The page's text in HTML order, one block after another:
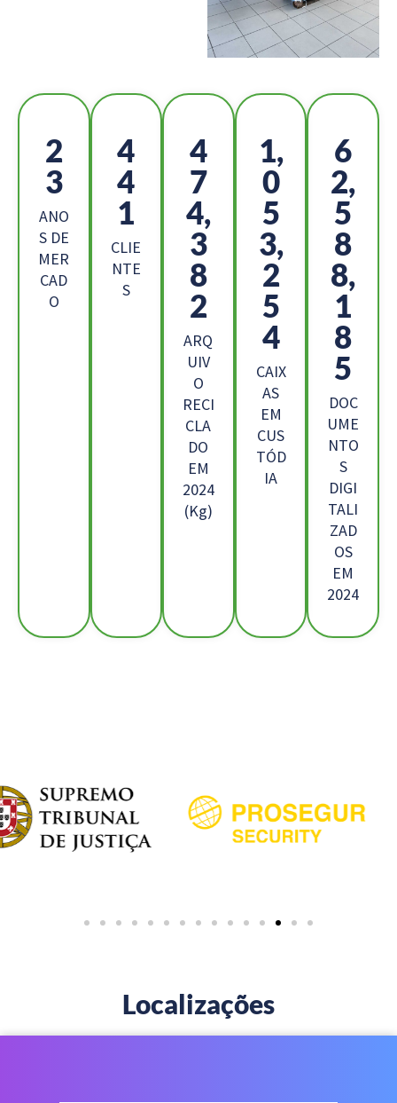
2
6
ANO
S DE
MER
CAD
O
4
9
1
CLIE
NTE
S
5
2
7,
6
2
4
ARQ
UIV
O
RECI
CLA
DO
EM
2024
(Kg)
1,
1
7
1,
4
6
6
CAIX
AS
EM
CUS
TÓD
IA
6
9,
6
1
2,
7
3
5
DOC
UME
NTO
S
DIGI
TALI
ZAD
OS
EM
2024
Localizações